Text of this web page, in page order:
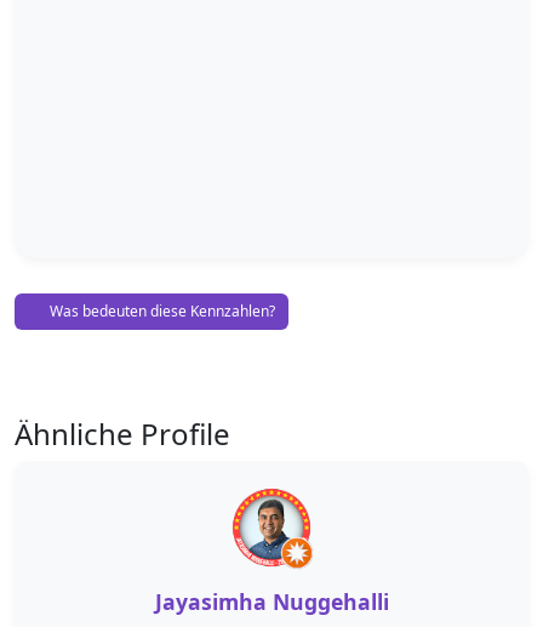
Was bedeuten diese Kennzahlen?
Ähnliche Profile
Jayasimha Nuggehalli